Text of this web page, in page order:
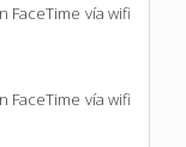
FaceTime vía wifi
FaceTime vía wifi